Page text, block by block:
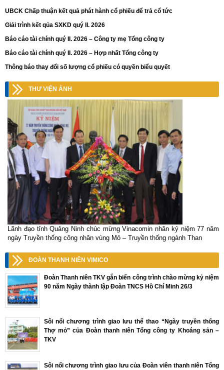
UBCK Chấp thuận kết quả phát hành cổ phiếu để trả cổ tức
Giải trình kết qủa SXKD quý II. 2026
Báo cáo tài chính quý II. 2026 – Công ty mẹ Tổng công ty
Báo cáo tài chính quý II. 2026 – Hợp nhất Tổng công ty
Thông báo thay đổi số lượng cổ phiếu có quyền biểu quyết
THƯ VIỆN ẢNH
Lãnh đạo tỉnh Quảng Ninh chúc mừng Vinacomin nhân kỷ niệm 77 năm
ngày Truyền thống công nhân vùng Mỏ – Truyền thống ngành Than
ĐOÀN THANH NIÊN VIMICO
Đoàn Thanh niên TKV gắn biển công trình chào mừng kỷ niệm
90 năm Ngày thành lập Đoàn TNCS Hồ Chí Minh 26/3
Sôi nổi chương trình giao lưu thể thao “Ngày truyền thống
Thợ mỏ” của Đoàn thanh niên Tổng công ty Khoáng sản –
TKV
Sôi nổi chương trình giao lưu của Đoàn viên thanh niên Tổng